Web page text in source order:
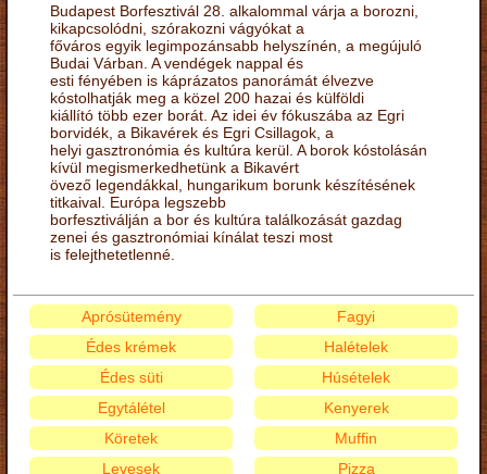
Budapest Borfesztivál 28. alkalommal várja a borozni,
kikapcsolódni, szórakozni vágyókat a
főváros egyik legimpozánsabb helyszínén, a megújuló
Budai Várban. A vendégek nappal és
esti fényében is káprázatos panorámát élvezve
kóstolhatják meg a közel 200 hazai és külföldi
kiállító több ezer borát. Az idei év fókuszába az Egri
borvidék, a Bikavérek és Egri Csillagok, a
helyi gasztronómia és kultúra kerül. A borok kóstolásán
kívül megismerkedhetünk a Bikavért
övező legendákkal, hungarikum borunk készítésének
titkaival. Európa legszebb
borfesztiválján a bor és kultúra találkozását gazdag
zenei és gasztronómiai kínálat teszi most
is felejthetetlenné.
Aprósütemény
Édes krémek
Édes süti
Egytálétel
Fagyi
Halételek
Húsételek
Kenyerek
Köretek
Levesek
Muffin
Pizza